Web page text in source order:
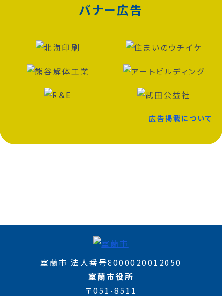
バナー広告
広告掲載について
室蘭市 法人番号8000020012050
室蘭市役所
〒051-8511